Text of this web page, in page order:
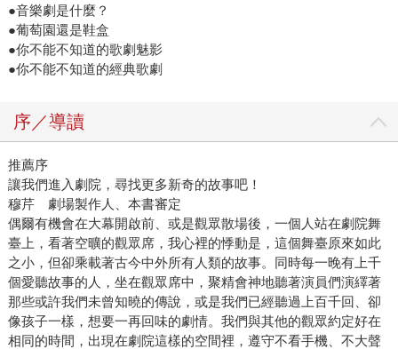
●音樂劇是什麼？
●葡萄園還是鞋盒
●你不能不知道的歌劇魅影
●你不能不知道的經典歌劇
序／導讀
推薦序
讓我們進入劇院，尋找更多新奇的故事吧！
穆芹 劇場製作人、本書審定
偶爾有機會在大幕開啟前、或是觀眾散場後，一個人站在劇院舞
臺上，看著空曠的觀眾席，我心裡的悸動是，這個舞臺原來如此
之小，但卻乘載著古今中外所有人類的故事。同時每一晚有上千
個愛聽故事的人，坐在觀眾席中，聚精會神地聽著演員們演繹著
那些或許我們未曾知曉的傳說，或是我們已經聽過上百千回、卻
像孩子一樣，想要一再回味的劇情。我們與其他的觀眾約定好在
相同的時間，出現在劇院這樣的空間裡，遵守不看手機、不大聲